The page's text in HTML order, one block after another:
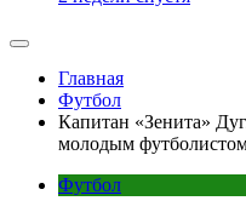
Главная
Футбол
Капитан «Зенита»
молодым
Футбол